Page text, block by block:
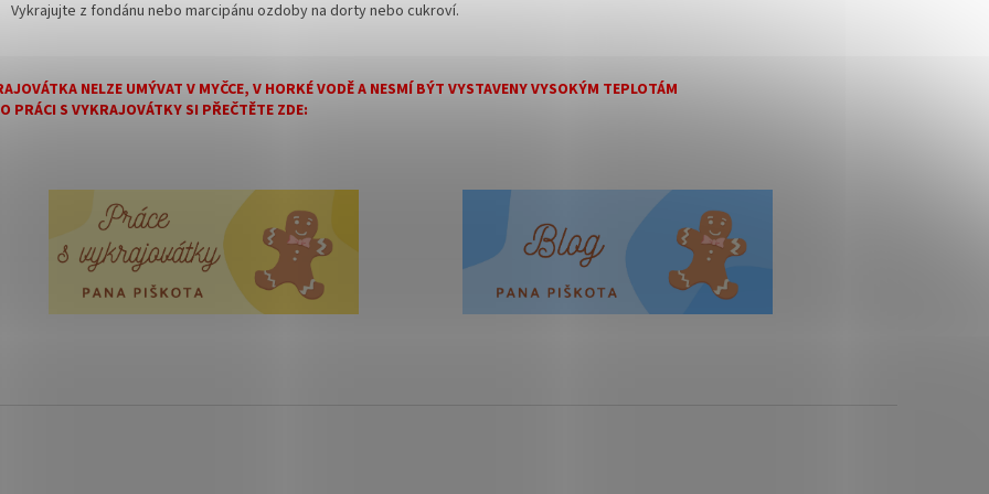
Vykrajujte z fondánu nebo marcipánu ozdoby na dorty nebo cukroví.
NELZE UMÝVAT V MYČCE, V HORKÉ VODĚ A NESMÍ BÝT VYSTAVENY VYSOKÝM TEPLOTÁM
PRÁCI S VYKRAJOVÁTKY SI PŘEČTĚTE ZDE: